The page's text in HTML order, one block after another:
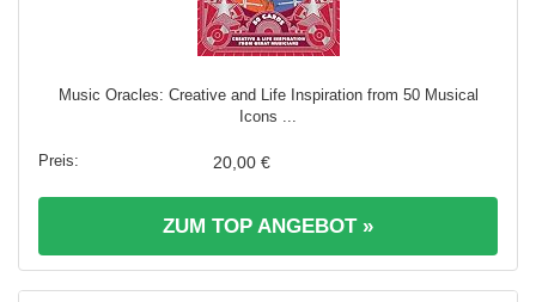
Music Oracles: Creative and Life Inspiration from 50 Musical
Icons ...
20,00 €
ZUM TOP ANGEBOT »